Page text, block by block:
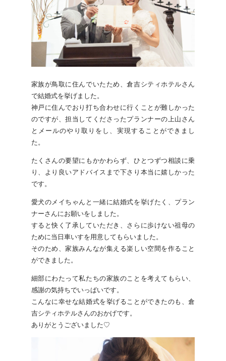
家族が鳥取に住んでいたため、倉吉シティホテルさん
で結婚式を挙げました。
神戸に住んでおり打ち合わせに行くことが難しかった
のですが、担当してくださったプランナーの上山さん
とメールのやり取りをし、実現することができまし
た。
たくさんの要望にもかかわらず、ひとつずつ相談に乗
り、より良いアドバイスまで下さり本当に嬉しかった
です。
愛犬のメイちゃんと一緒に結婚式を挙げたく、プラン
ナーさんにお願いをしました。
すると快く了承していただき、さらに歩けない祖母の
ために当日車いすを用意してもらいました。
そのため、家族みんなが集える楽しい空間を作ること
ができました。
細部にわたって私たちの家族のことを考えてもらい、
感謝の気持ちでいっぱいです。
こんなに幸せな結婚式を挙げることができたのも、倉
吉シティホテルさんのおかげです。
ありがとうございました♡